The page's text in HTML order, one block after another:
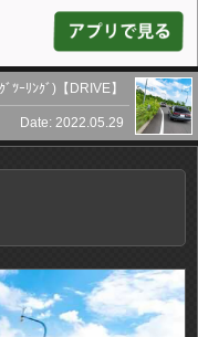
ﾞﾂｰﾘﾝｸﾞ)【DRIVE】
Date: 2022.05.29